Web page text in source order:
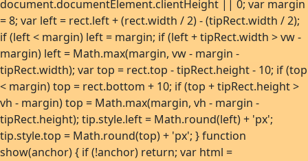
document.documentElement.clientHeight || 0; var margin
= 8; var left = rect.left + (rect.width / 2) - (tipRect.width / 2);
if (left < margin) left = margin; if (left + tipRect.width > vw -
margin) left = Math.max(margin, vw - margin -
tipRect.width); var top = rect.top - tipRect.height - 10; if (top
< margin) top = rect.bottom + 10; if (top + tipRect.height >
vh - margin) top = Math.max(margin, vh - margin -
tipRect.height); tip.style.left = Math.round(left) + 'px';
tip.style.top = Math.round(top) + 'px'; } function
show(anchor) { if (!anchor) return; var html =